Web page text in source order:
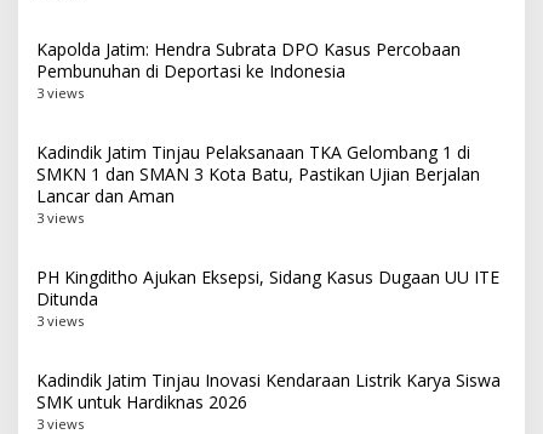
Kapolda Jatim: Hendra Subrata DPO Kasus Percobaan
Pembunuhan di Deportasi ke Indonesia
3 views
Kadindik Jatim Tinjau Pelaksanaan TKA Gelombang 1 di
SMKN 1 dan SMAN 3 Kota Batu, Pastikan Ujian Berjalan
Lancar dan Aman
3 views
PH Kingditho Ajukan Eksepsi, Sidang Kasus Dugaan UU ITE
Ditunda
3 views
Kadindik Jatim Tinjau Inovasi Kendaraan Listrik Karya Siswa
SMK untuk Hardiknas 2026
3 views